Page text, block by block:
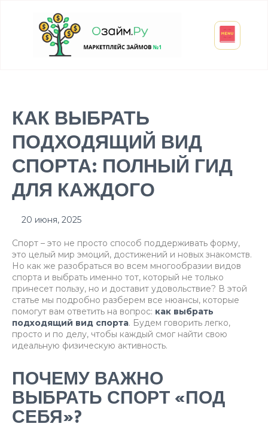
КАК ВЫБРАТЬ
ПОДХОДЯЩИЙ ВИД
СПОРТА: ПОЛНЫЙ ГИД
ДЛЯ КАЖДОГО
20 июня, 2025
Спорт – это не просто способ поддерживать форму,
это целый мир эмоций, достижений и новых знакомств.
Но как же разобраться во всем многообразии видов
спорта и выбрать именно тот, который не только
принесет пользу, но и доставит удовольствие? В этой
статье мы подробно разберем все нюансы, которые
помогут вам ответить на вопрос: как выбрать
подходящий вид спорта. Будем говорить легко,
просто и по делу, чтобы каждый смог найти свою
идеальную физическую активность.
ПОЧЕМУ ВАЖНО
ВЫБРАТЬ СПОРТ «ПОД
СЕБЯ»?